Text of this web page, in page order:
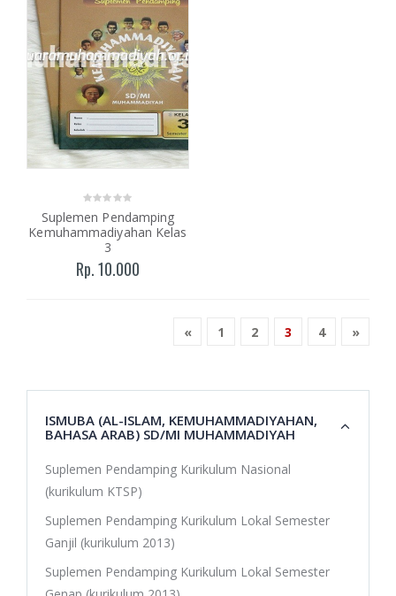
Suplemen Pendamping
Kemuhammadiyahan Kelas
3
Rp. 10.000
« 1 2 3 4 »
ISMUBA (AL-ISLAM, KEMUHAMMADIYAHAN,
BAHASA ARAB) SD/MI MUHAMMADIYAH
Suplemen Pendamping Kurikulum Nasional
(kurikulum KTSP)
Suplemen Pendamping Kurikulum Lokal Semester
Ganjil (kurikulum 2013)
Suplemen Pendamping Kurikulum Lokal Semester